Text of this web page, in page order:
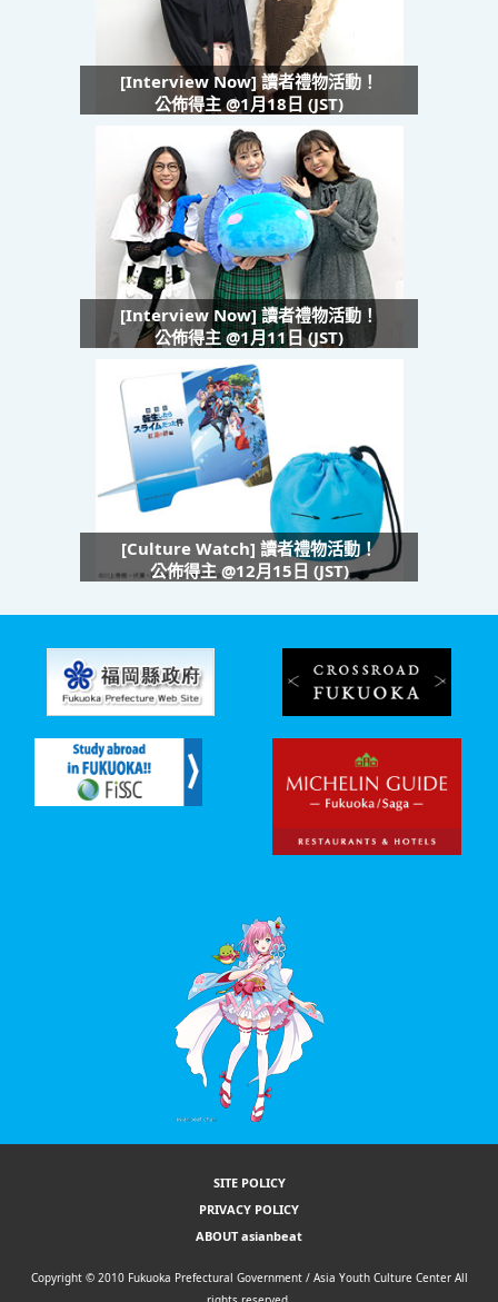
[Interview Now] 讀者禮物活動！
公佈得主 @1月18日 (JST)
[Interview Now] 讀者禮物活動！
公佈得主 @1月11日 (JST)
[Culture Watch] 讀者禮物活動！
公佈得主 @12月15日 (JST)
SITE POLICY
PRIVACY POLICY
ABOUT asianbeat
Copyright © 2010 Fukuoka Prefectural Government / Asia Youth Culture Center All